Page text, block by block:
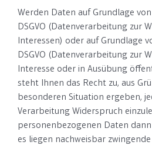
Werden Daten auf Grundlage
DSGVO (Datenverarbeitung zur
Interessen) oder auf Grundlage
DSGVO (Datenverarbeitung zur
Interesse oder in Ausübung
steht Ihnen das Recht zu, aus
besonderen Situation ergeben,
Verarbeitung Widerspruch
personenbezogenen Daten
es liegen nachweisbar